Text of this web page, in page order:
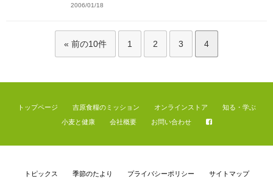
2006/01/18
« 前の10件 1 2 3 4
トップページ 吉原食糧のミッション オンラインストア
知る・学ぶ
小麦と健康
会社概要 お問い合わせ
トピックス 季節のたより プライバシーポリシー サイトマップ